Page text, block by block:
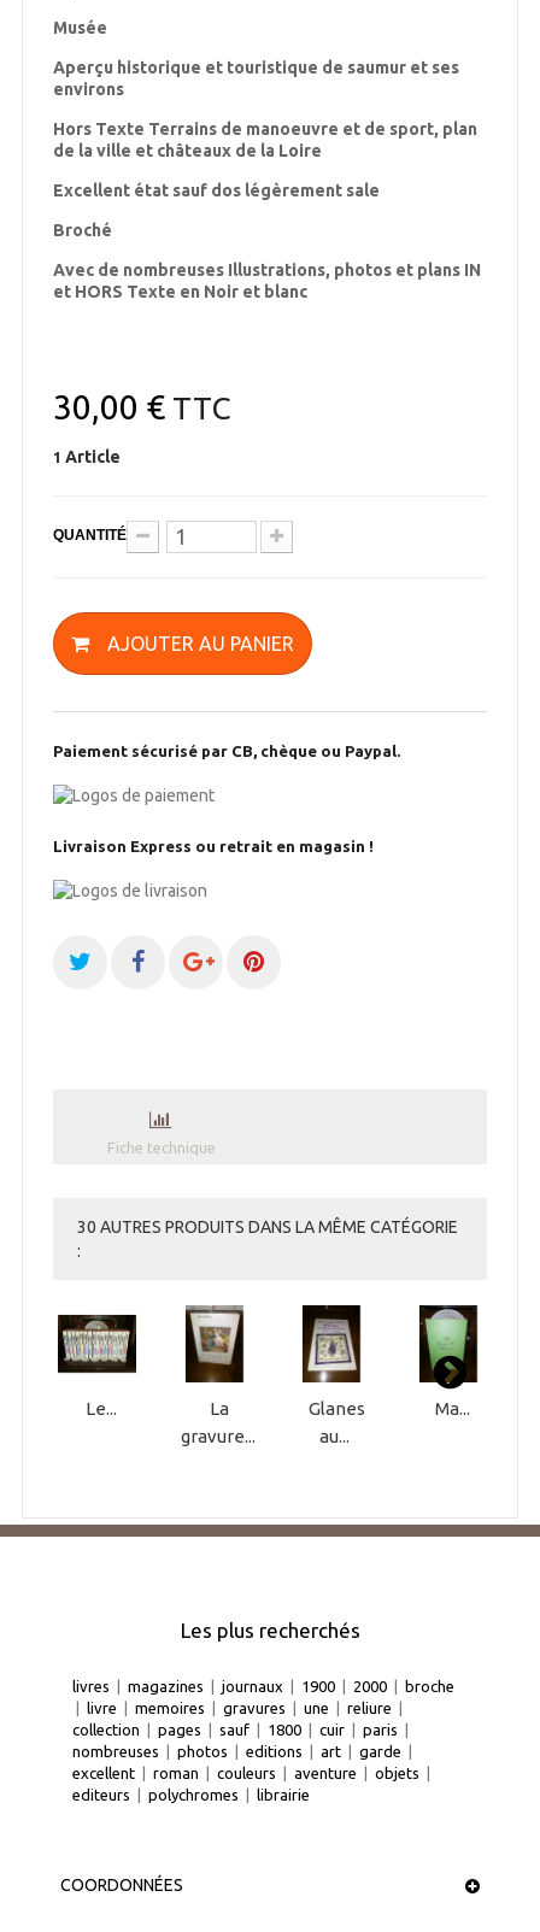
Musée
Aperçu historique et touristique de saumur et ses
environs
Hors Texte Terrains de manoeuvre et de sport, plan
de la ville et châteaux de la Loire
Excellent état sauf dos légèrement sale
Broché
Avec de nombreuses Illustrations, photos et plans IN
et HORS Texte en Noir et blanc
30,00 €TTC
1 Article
QUANTITÉ
AJOUTER AU PANIER
Paiement sécurisé par CB, chèque ou Paypal.
Livraison Express ou retrait en magasin !
Fiche technique
30 AUTRES PRODUITS DANS LA MÊME CATÉGORIE
:
Le...
La
gravure...
Glanes
au...
Ma...
Les plus recherchés
livres | magazines | journaux | 1900 | 2000 | broche
| livre | memoires | gravures | une | reliure |
collection | pages | sauf | 1800 | cuir | paris |
nombreuses | photos | editions | art | garde |
excellent | roman | couleurs | aventure | objets |
editeurs | polychromes | librairie
COORDONNÉES